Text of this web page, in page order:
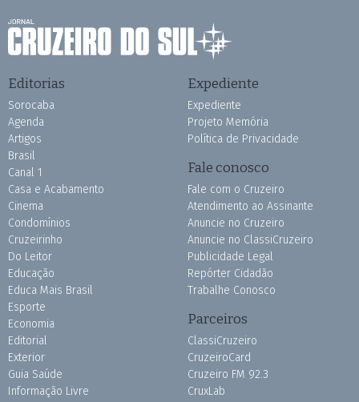
Editorias
Sorocaba
Agenda
Artigos
Brasil
Canal 1
Casa e Acabamento
Cinema
Condomínios
Cruzeirinho
Do Leitor
Educação
Educa Mais Brasil
Esporte
Economia
Editorial
Exterior
Guia Saúde
Informação Livre
Expediente
Expediente
Projeto Memória
Política de Privacidade
Fale conosco
Fale com o Cruzeiro
Atendimento ao Assinante
Anuncie no Cruzeiro
Anuncie no ClassiCruzeiro
Publicidade Legal
Repórter Cidadão
Trabalhe Conosco
Parceiros
ClassiCruzeiro
CruzeiroCard
Cruzeiro FM 92.3
CruxLab